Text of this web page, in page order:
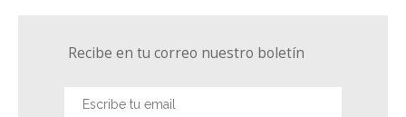
Recibe en tu correo nuestro boletín